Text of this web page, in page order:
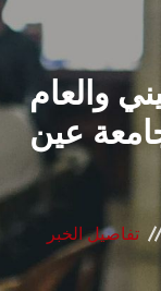
القطاعـات
الشئون الأكاديمية
البحث العلمي
المراكز والوحدات
والعام
الجديد 2025 بجامعة عين
تفاصيل الخبر